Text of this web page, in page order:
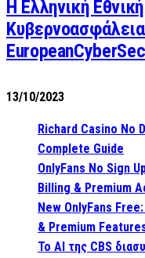
Η Ελληνική
13/10/2023
Richard Casino No
Complete Guide
OnlyFans No Sign
Billing & Premium
New OnlyFans
& Premium
Το AI της CBS